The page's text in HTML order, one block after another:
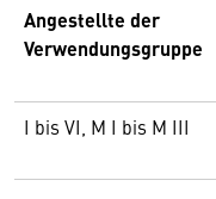
Angestellte der
Verwendungsgruppe
I bis VI, M I bis M III